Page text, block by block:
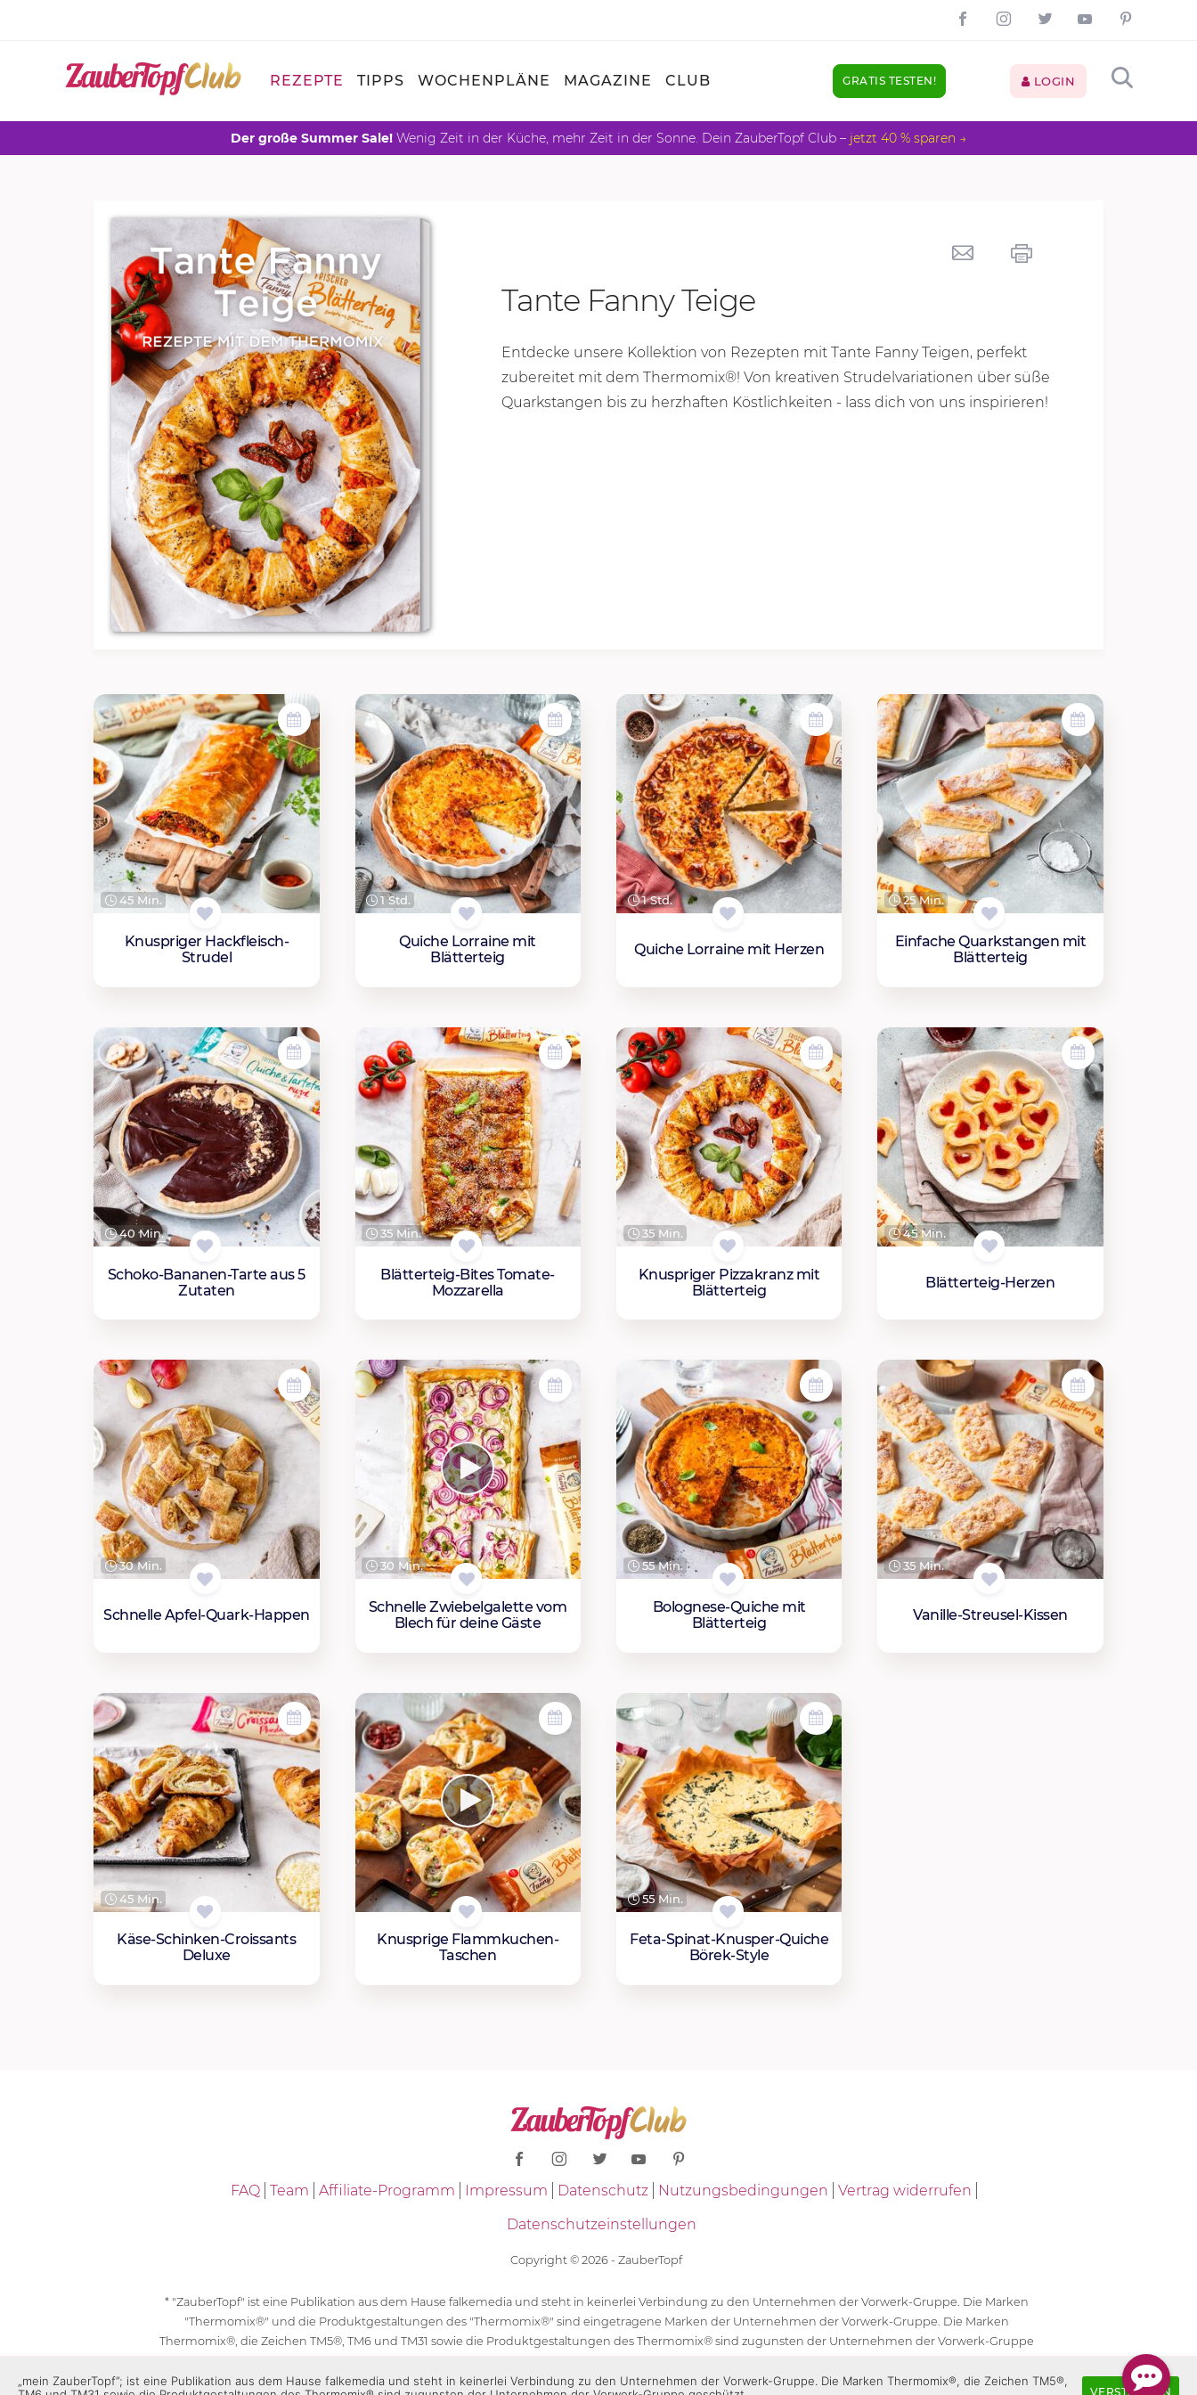
REZEPTE TIPPS WOCHENPLÄNE MAGAZINE CLUB GRATIS TESTEN! LOGIN
Der große Summer Sale! Wenig Zeit in der Küche, mehr Zeit in der Sonne. Dein ZauberTopf Club – jetzt 40 % sparen →
Tante Fanny Teige
Entdecke unsere Kollektion von Rezepten mit Tante Fanny Teigen, perfekt
zubereitet mit dem Thermomix®! Von kreativen Strudelvariationen über süße
Quarkstangen bis zu herzhaften Köstlichkeiten - lass dich von uns inspirieren!
45 Min.
Knuspriger Hackfleisch-
Strudel
1 Std.
Quiche Lorraine mit
Blätterteig
1 Std.
Quiche Lorraine mit Herzen
25 Min.
Einfache Quarkstangen mit
Blätterteig
40 Min.
Schoko-Bananen-Tarte aus 5
Zutaten
35 Min.
Blätterteig-Bites Tomate-
Mozzarella
35 Min.
Knuspriger Pizzakranz mit
Blätterteig
45 Min.
Blätterteig-Herzen
30 Min.
Schnelle Apfel-Quark-Happen
30 Min.
Schnelle Zwiebelgalette vom
Blech für deine Gäste
55 Min.
Bolognese-Quiche mit
Blätterteig
35 Min.
Vanille-Streusel-Kissen
45 Min.
Käse-Schinken-Croissants
Deluxe
Knusprige Flammkuchen-
Taschen
55 Min.
Feta-Spinat-Knusper-Quiche
Börek-Style
FAQ Team Affiliate-Programm Impressum Datenschutz Nutzungsbedingungen
Vertrag widerrufen
Datenschutzeinstellungen
Copyright © 2026 - ZauberTopf
* "ZauberTopf" ist eine Publikation aus dem Hause falkemedia und steht in keinerlei Verbindung zu den Unternehmen der Vorwerk-Gruppe. Die Marken
"Thermomix®" und die Produktgestaltungen des "Thermomix®" sind eingetragene Marken der Unternehmen der Vorwerk-Gruppe. Die Marken
Thermomix®, die Zeichen TM5®, TM6 und TM31 sowie die Produktgestaltungen des Thermomix® sind zugunsten der Unternehmen der Vorwerk-Gruppe
„mein ZauberTopf”; ist eine Publikation aus dem Hause falkemedia und steht in keinerlei Verbindung zu den Unternehmen der Vorwerk-Gruppe. Die Marken Thermomix®, die Zeichen TM5®,
VERSTANDEN